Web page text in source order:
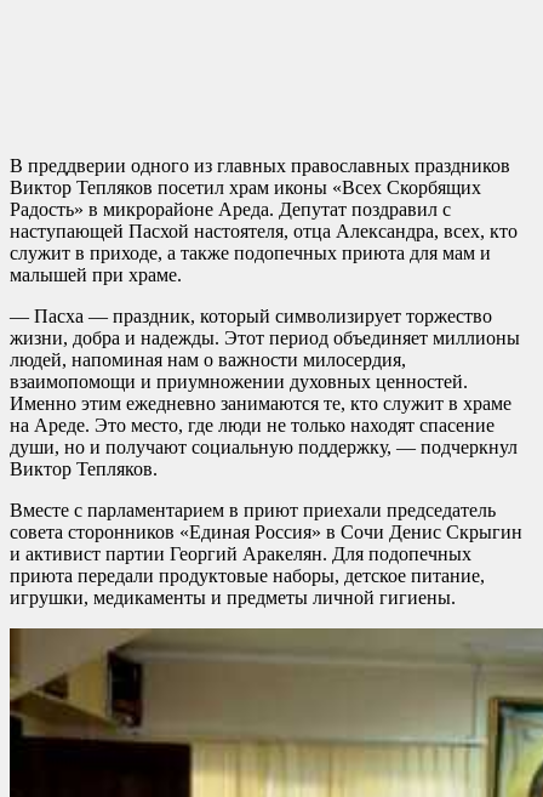
В преддверии одного из главных православных праздников
Виктор Тепляков посетил храм иконы «Всех Скорбящих
Радость» в микрорайоне Ареда. Депутат поздравил с
наступающей Пасхой настоятеля, отца Александра, всех, кто
служит в приходе, а также подопечных приюта для мам и
малышей при храме.
— Пасха — праздник, который символизирует торжество
жизни, добра и надежды. Этот период объединяет миллионы
людей, напоминая нам о важности милосердия,
взаимопомощи и приумножении духовных ценностей.
Именно этим ежедневно занимаются те, кто служит в храме
на Ареде. Это место, где люди не только находят спасение
души, но и получают социальную поддержку, — подчеркнул
Виктор Тепляков.
Вместе с парламентарием в приют приехали председатель
совета сторонников «Единая Россия» в Сочи Денис Скрыгин
и активист партии Георгий Аракелян. Для подопечных
приюта передали продуктовые наборы, детское питание,
игрушки, медикаменты и предметы личной гигиены.